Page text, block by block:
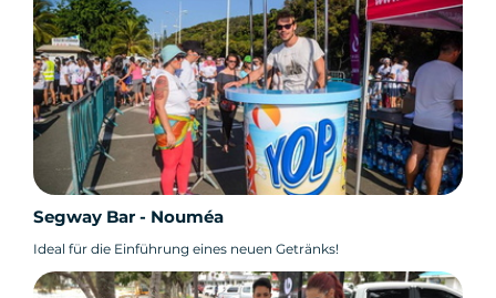
Segway Bar - Nouméa
Ideal für die Einführung eines neuen Getränks!